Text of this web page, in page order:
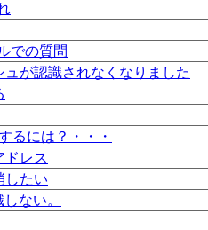
での質問
が認識されなくなりました
るには？・・・
ドレス
したい
ない。